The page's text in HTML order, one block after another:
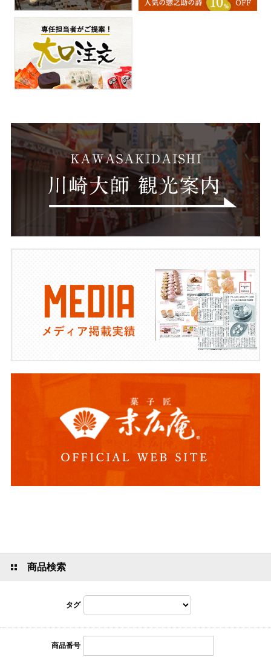
商品検索
タグ
商品番号